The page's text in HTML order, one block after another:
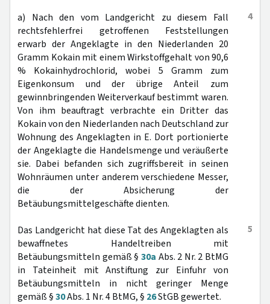
4
a) Nach den vom Landgericht zu diesem Fall
rechtsfehlerfrei getroffenen Feststellungen
erwarb der Angeklagte in den Niederlanden 20
Gramm Kokain mit einem Wirkstoffgehalt von 90,6
% Kokainhydrochlorid, wobei 5 Gramm zum
Eigenkonsum und der übrige Anteil zum
gewinnbringenden Weiterverkauf bestimmt waren.
Von ihm beauftragt verbrachte ein Dritter das
Kokain von den Niederlanden nach Deutschland zur
Wohnung des Angeklagten in E. Dort portionierte
der Angeklagte die Handelsmenge und veräußerte
sie. Dabei befanden sich zugriffsbereit in seinen
Wohnräumen unter anderem verschiedene Messer,
die der Absicherung der
Betäubungsmittelgeschäfte dienten.
5
Das Landgericht hat diese Tat des Angeklagten als
bewaffnetes Handeltreiben mit
Betäubungsmitteln gemäß § 30a Abs. 2 Nr. 2 BtMG
in Tateinheit mit Anstiftung zur Einfuhr von
Betäubungsmitteln in nicht geringer Menge
gemäß §30Abs. 1 Nr. 4 BtMG, § 26StGB gewertet.